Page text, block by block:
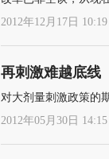
2012年12月17日 10:19
再刺激难越底线
对大剂量刺激政策的
2012年05月30日 14:15